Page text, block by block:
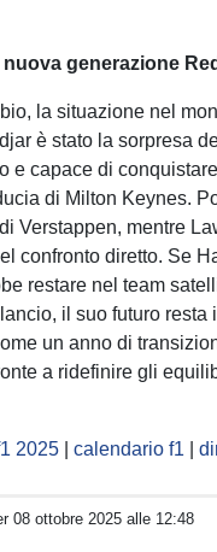
generazione
la situazione nel
è stato la sorpresa
e capace di
di Milton Keynes.
Verstappen, mentre
confronto diretto. Se
restare nel team
il suo futuro resta
un anno di
a ridefinire gli
2025 |calendario f1 |
08 ottobre 2025 alle 12:48